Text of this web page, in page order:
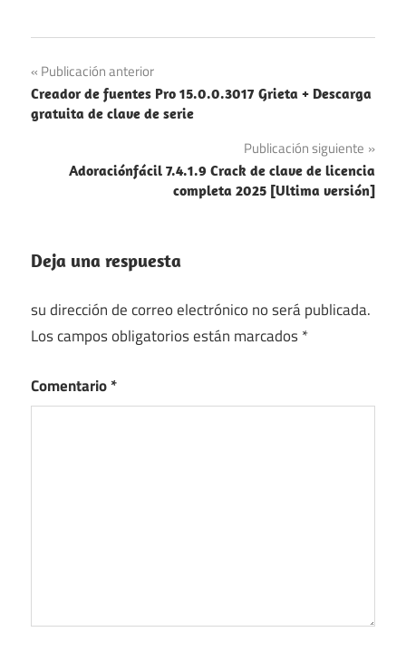
MobaXterm
Descarga
Clave de
serie de
Mensaje
de
Publicación anterior
Creador de fuentes Pro 15.0.0.3017 Grieta + Descarga
gratuita de clave de serie
Publicación siguiente
Adoraciónfácil 7.4.1.9 Crack de clave de licencia
completa 2025 [Ultima versión]
Deja una respuesta
su dirección de correo electrónico no será publicada.
Los campos obligatorios están marcados*
Comentario*